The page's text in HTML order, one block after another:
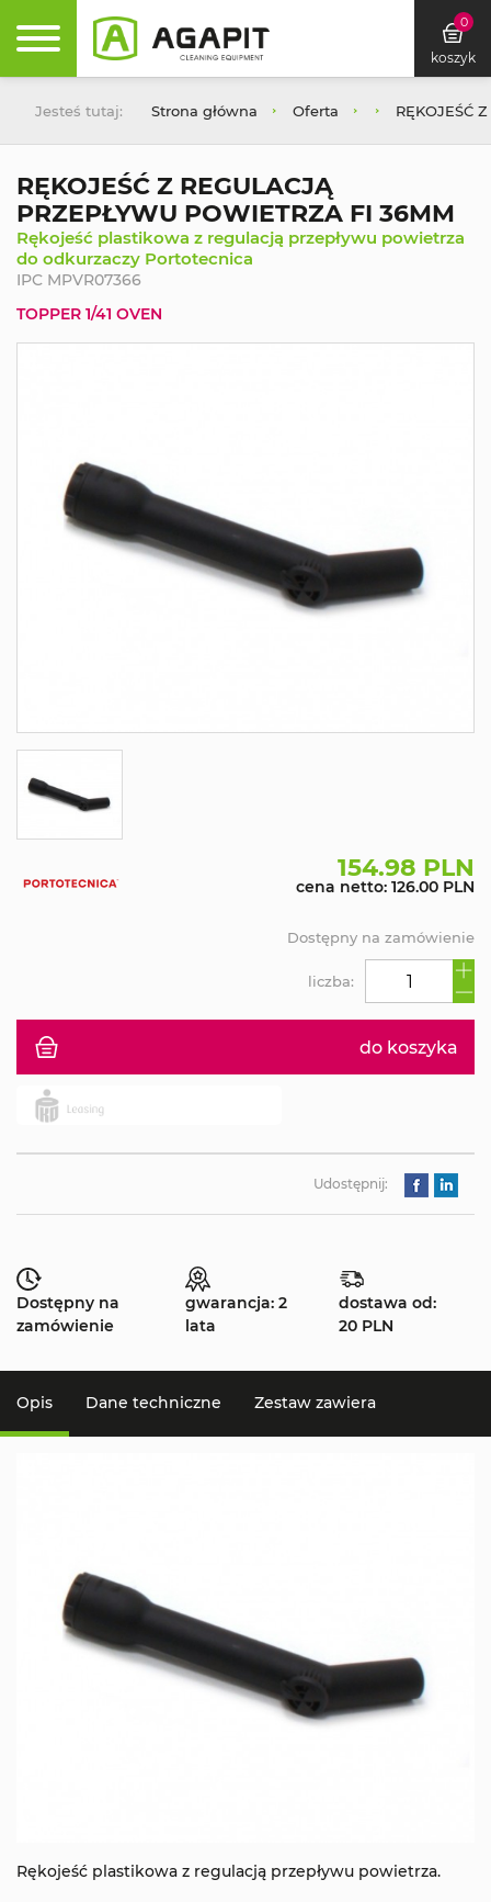
0
koszyk
Jesteś tutaj: Strona główna Oferta RĘKOJEŚĆ
RĘKOJEŚĆ Z REGULACJĄ
PRZEPŁYWU POWIETRZA FI 36MM
Rękojeść plastikowa z regulacją przepływu powietrza
do odkurzaczy Portotecnica
IPC MPVR07366
TOPPER 1/41 OVEN
154.98 PLN
cena netto: 126.00 PLN
do koszyka
liczba:
Dostępny na zamówienie
Udostępnij:
Dostępny na
zamówienie
gwarancja: 2
lata
dostawa od:
20 PLN
Opis Dane techniczne Zestaw zawiera
Rękojeść plastikowa z regulacją przepływu powietrza.